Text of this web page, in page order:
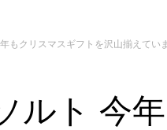
もクリスマスギフトを沢山揃えてい
ルト 今